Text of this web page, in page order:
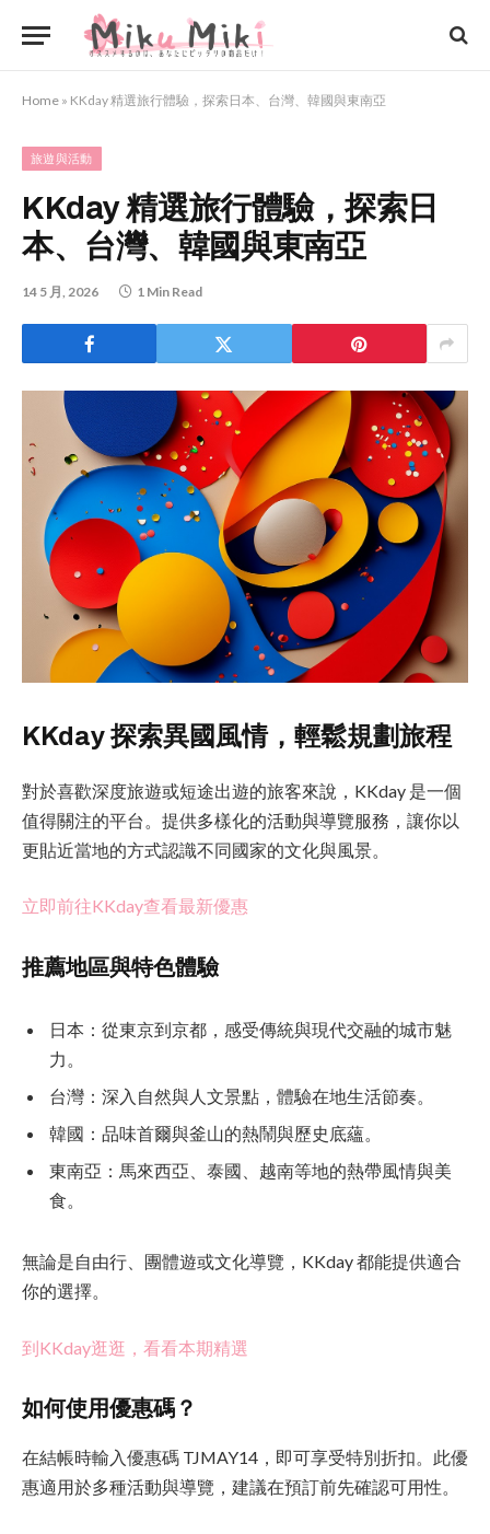
Home » KKday 精選旅行體驗，探索日本、台灣、韓國與東南亞
旅遊與活動
KKday 精選旅行體驗，探索日
本、台灣、韓國與東南亞
14 5 月, 2026 1 Min Read
KKday 探索異國風情，輕鬆規劃旅程
對於喜歡深度旅遊或短途出遊的旅客來說，KKday 是一個
值得關注的平台。提供多樣化的活動與導覽服務，讓你以
更貼近當地的方式認識不同國家的文化與風景。
立即前往KKday查看最新優惠
推薦地區與特色體驗
日本：從東京到京都，感受傳統與現代交融的城市魅
力。
台灣：深入自然與人文景點，體驗在地生活節奏。
韓國：品味首爾與釜山的熱鬧與歷史底蘊。
東南亞：馬來西亞、泰國、越南等地的熱帶風情與美
食。
無論是自由行、團體遊或文化導覽，KKday 都能提供適合
你的選擇。
到KKday逛逛，看看本期精選
如何使用優惠碼？
在結帳時輸入優惠碼 TJMAY14，即可享受特別折扣。此優
惠適用於多種活動與導覽，建議在預訂前先確認可用性。